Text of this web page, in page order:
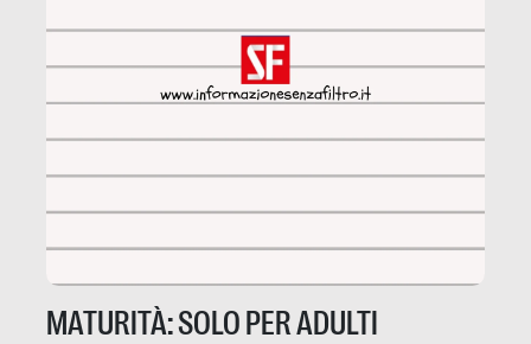
MATURITÀ: SOLO PER ADULTI